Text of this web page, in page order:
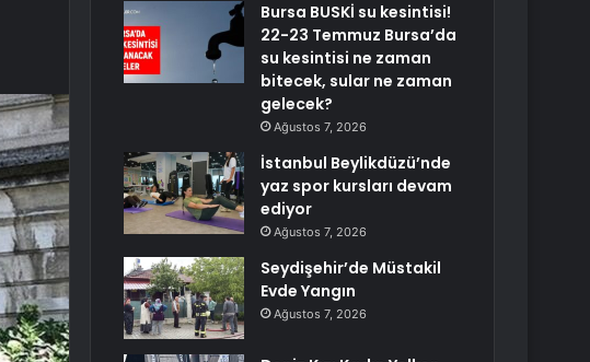
Bursa BUSKİ su kesintisi!
22-23 Temmuz Bursa’da
su kesintisi ne zaman
bitecek, sular ne zaman
gelecek?
Ağustos 7, 2026
İstanbul Beylikdüzü’nde
yaz spor kursları devam
ediyor
Ağustos 7, 2026
Seydişehir’de Müstakil
Evde Yangın
Ağustos 7, 2026